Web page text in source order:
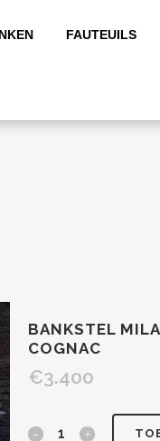
FAUTEUILS
BANKSTEL
COGNAC
€3.400